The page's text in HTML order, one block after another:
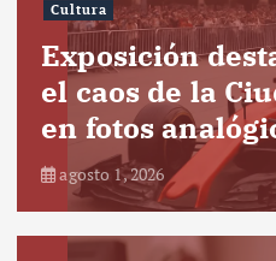
Cultura
Exposición
el caos de la
en fotos
agosto 1, 2026